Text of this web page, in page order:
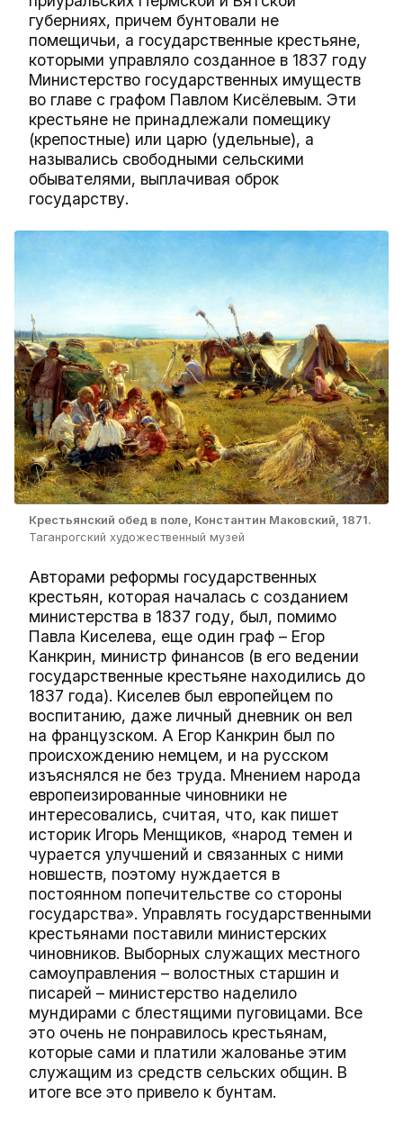
губерниях, причем бунтовали не
помещичьи, а государственные крестьяне,
которыми управляло созданное в 1837 году
Министерство государственных имуществ
во главе с графом Павлом Кисёлевым. Эти
крестьяне не принадлежали помещику
(крепостные) или царю (удельные), а
назывались свободными сельскими
обывателями, выплачивая оброк
государству.
Крестьянский обед в поле, Константин Маковский, 1871.
Таганрогский художественный музей
Авторами реформы государственных
крестьян, которая началась с созданием
министерства в 1837 году, был, помимо
Павла Киселева, еще один граф – Егор
Канкрин, министр финансов (в его ведении
государственные крестьяне находились до
1837 года). Киселев был европейцем по
воспитанию, даже личный дневник он вел
на французском. А Егор Канкрин был по
происхождению немцем, и на русском
изъяснялся не без труда. Мнением народа
европеизированные чиновники не
интересовались, считая, что, как пишет
историк Игорь Менщиков, «народ темен и
чурается улучшений и связанных с ними
новшеств, поэтому нуждается в
постоянном попечительстве со стороны
государства». Управлять государственными
крестьянами поставили министерских
чиновников. Выборных служащих местного
самоуправления – волостных старшин и
писарей – министерство наделило
мундирами с блестящими пуговицами. Все
это очень не понравилось крестьянам,
которые сами и платили жалованье этим
служащим из средств сельских общин. В
итоге все это привело к бунтам.